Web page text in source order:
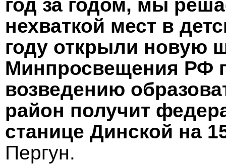
год за годом, мы
нехваткой мест в
году открыли новую
Минпросвещения РФ
возведению
район получит
станице Динской на
Пергун.